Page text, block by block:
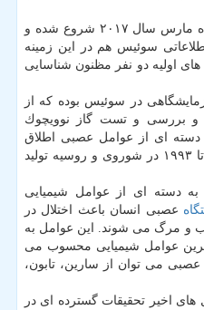
تحقیقات جنایی در این زمینه از ماه مارس سال ۲۰۱۷ شروع شده و
سوئیس هم در این زمینه
اولیه دو نفر مظنون شناسایی
در سوئیس بوده كه از
و بررسی و تست گاز نوویچوك
دسته ای از عوامل عصبی اطلاق
می گردد كه بین سال های ۱۹۷۱ تا ۱۹۹۳ در شوروی و روسیه تولید
دسته ای از عوامل شیمیایی
عصبی انسان باعث اختلال در
و مرگ می شوند. این عوامل به
عوامل شیمیایی محسوب می
می توان از سارین، تابون،
اخیر تحقیقات گسترده ای در